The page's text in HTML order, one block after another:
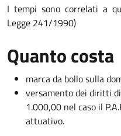
I tempi sono correlati a
Legge 241/1990)
Quanto costa
marca da bollo sulla
versamento dei diritti
1.000,00 nel caso il
attuativo.